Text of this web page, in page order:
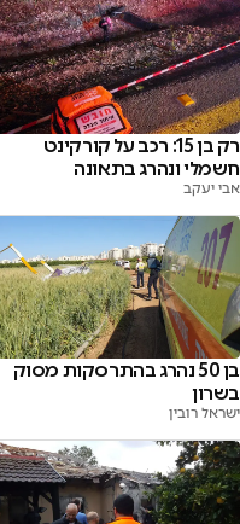
רק בן 15: רכב על קורקינט
חשמלי ונהרג בתאונה
אבי יעקב
בן 50 נהרג בהתרסקות מסוק
בשרון
ישראל רובין